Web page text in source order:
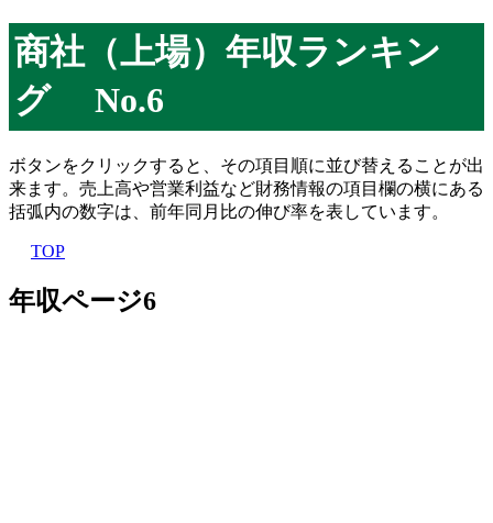
商社（上場）年収ランキン
グ No.6
ボタンをクリックすると、その項目順に並び替えることが出
来ます。売上高や営業利益など財務情報の項目欄の横にある
括弧内の数字は、前年同月比の伸び率を表しています。
TOP
年収ページ6